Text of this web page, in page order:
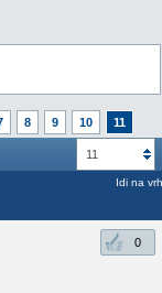
8 9 10 11
11
Idi na vrh
0